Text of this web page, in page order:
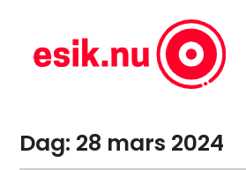
content
Dag: 28 mars 2024